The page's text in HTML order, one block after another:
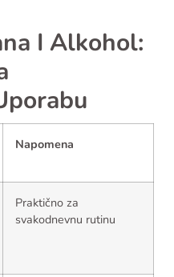
I Alkohol:
Napomena
Praktično za
svakodnevnu rutinu